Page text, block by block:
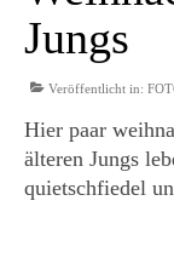
Jungs
Veröffentlicht in:
Hier paar
älteren Jungs
quietschfiedel